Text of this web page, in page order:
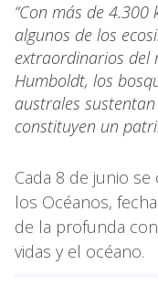
“Con más de
algunos de los
extraordinarios del
Humboldt, los
australes
constituyen un
Cada 8 de junio
los Océanos,
de la profunda
vidas y el océano.